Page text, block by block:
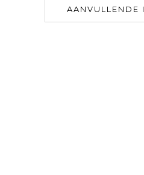
AANVULLENDE